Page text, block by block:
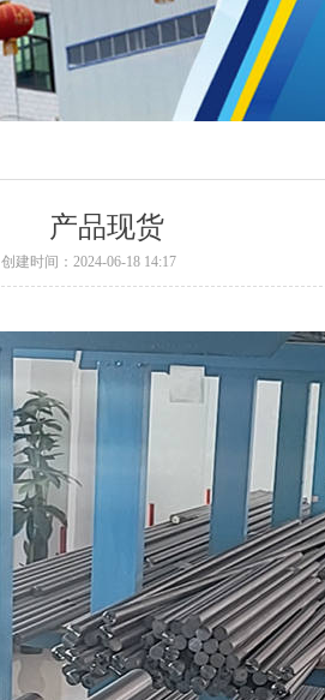
产品现货
创建时间： 2024-06-18 14:17